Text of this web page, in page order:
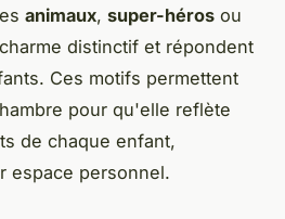
animaux, super-héros ou
distinctif et répondent
Ces motifs permettent
pour qu'elle reflète
de chaque enfant,
espace personnel.